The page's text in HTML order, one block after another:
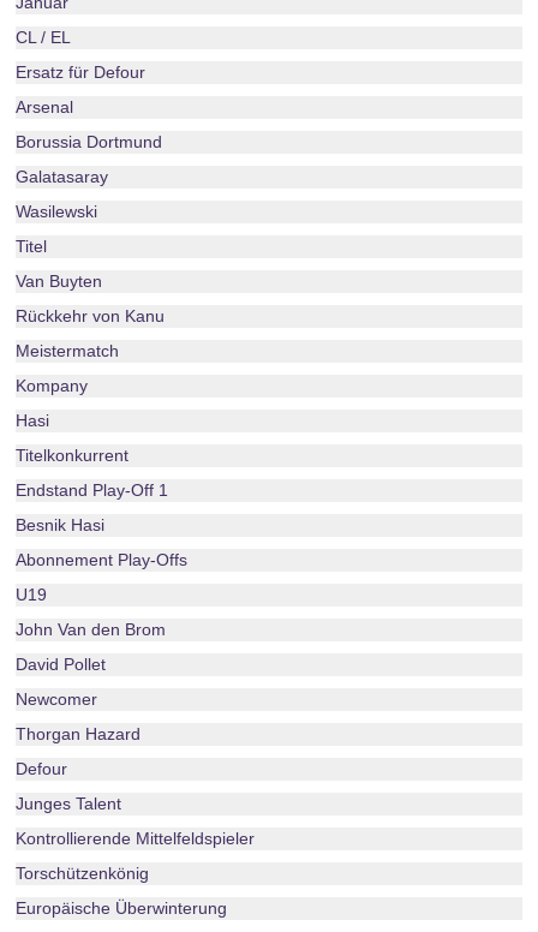
CL / EL
Ersatz für Defour
Arsenal
Borussia Dortmund
Galatasaray
Wasilewski
Titel
Van Buyten
Rückkehr von Kanu
Meistermatch
Kompany
Hasi
Titelkonkurrent
Endstand Play-Off 1
Besnik Hasi
Abonnement Play-Offs
U19
John Van den Brom
David Pollet
Newcomer
Thorgan Hazard
Defour
Junges Talent
Kontrollierende Mittelfeldspieler
Torschützenkönig
Europäische Überwinterung